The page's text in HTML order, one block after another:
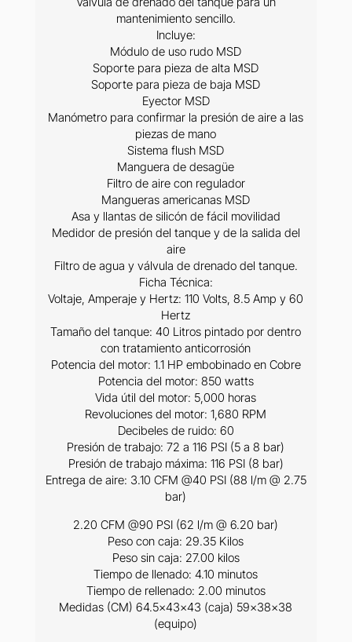
mantenimiento sencillo.
Incluye:
Módulo de uso rudo MSD
Soporte para pieza de alta MSD
Soporte para pieza de baja MSD
Eyector MSD
Manómetro para confirmar la presión de aire a las
piezas de mano
Sistema flush MSD
Manguera de desagüe
Filtro de aire con regulador
Mangueras americanas MSD
Asa y llantas de silicón de fácil movilidad
Medidor de presión del tanque y de la salida del
aire
Filtro de agua y válvula de drenado del tanque.
Ficha Técnica:
Voltaje, Amperaje y Hertz: 110 Volts, 8.5 Amp y 60
Hertz
Tamaño del tanque: 40 Litros pintado por dentro
con tratamiento anticorrosión
Potencia del motor: 1.1 HP embobinado en Cobre
Potencia del motor: 850 watts
Vida útil del motor: 5,000 horas
Revoluciones del motor: 1,680 RPM
Decibeles de ruido: 60
Presión de trabajo: 72 a 116 PSI (5 a 8 bar)
Presión de trabajo máxima: 116 PSI (8 bar)
Entrega de aire: 3.10 CFM @40 PSI (88 l/m @ 2.75
bar)
2.20 CFM @90 PSI (62 l/m @ 6.20 bar)
Peso con caja: 29.35 Kilos
Peso sin caja: 27.00 kilos
Tiempo de llenado: 4.10 minutos
Tiempo de rellenado: 2.00 minutos
Medidas (CM) 64.5x43×43 (caja) 59x38x38
(equipo)